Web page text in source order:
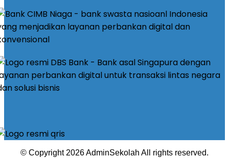
© Copyright 2026 AdminSekolah All rights reserved.